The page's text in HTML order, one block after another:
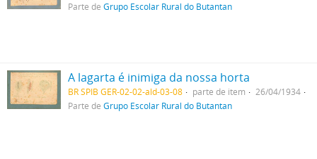
Parte de Grupo Escolar Rural do Butantan
A lagarta é inimiga da nossa horta
BR SPIB GER-02-02-ald-03-08 parte de item
26/04/1934
Parte de Grupo Escolar Rural do Butantan